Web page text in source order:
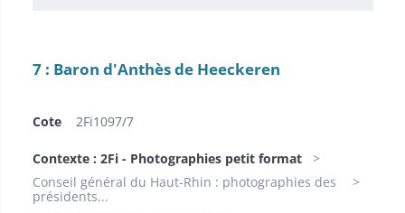
7 : Baron d'Anthès de Heeckeren
Cote 2Fi1097/7
Contexte : 2Fi - Photographies petit format
Conseil général du Haut-Rhin : photographies des
présidents...